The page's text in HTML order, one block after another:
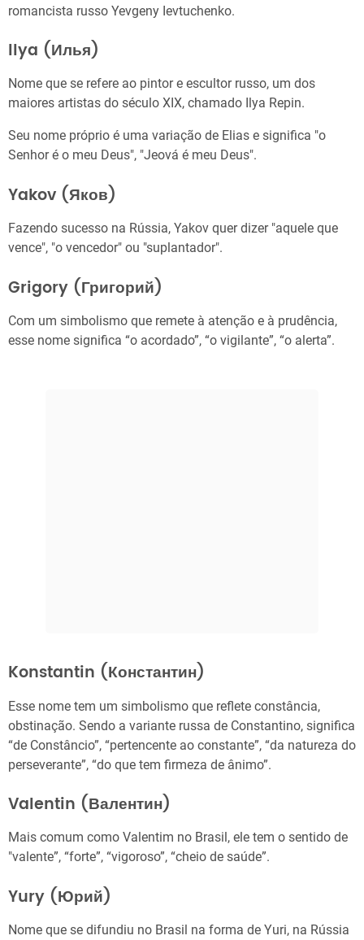
romancista russo Yevgeny Ievtuchenko.
Ilya (Илья)
Nome que se refere ao pintor e escultor russo, um dos
maiores artistas do século XIX, chamado Ilya Repin.
Seu nome próprio é uma variação de Elias e significa "o
Senhor é o meu Deus", "Jeová é meu Deus".
Yakov (Яков)
Fazendo sucesso na Rússia, Yakov quer dizer "aquele que
vence", "o vencedor" ou "suplantador".
Grigory (Григорий)
Com um simbolismo que remete à atenção e à prudência,
esse nome significa “o acordado”, “o vigilante”, “o alerta”.
Konstantin (Константин)
Esse nome tem um simbolismo que reflete constância,
obstinação. Sendo a variante russa de Constantino, significa
“de Constâncio”, “pertencente ao constante”, “da natureza do
perseverante”, “do que tem firmeza de ânimo”.
Valentin (Валентин)
Mais comum como Valentim no Brasil, ele tem o sentido de
"valente”, “forte”, “vigoroso”, “cheio de saúde”.
Yury (Юрий)
Nome que se difundiu no Brasil na forma de Yuri, na Rússia